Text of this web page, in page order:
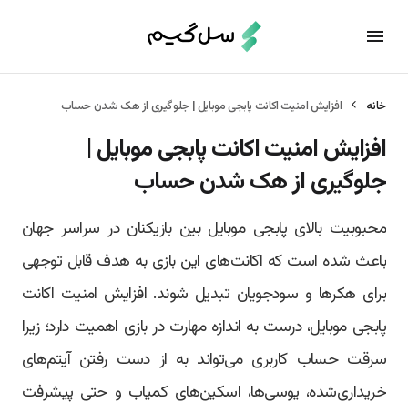
خانه افزایش امنیت اکانت پابجی موبایل | جلوگیری از هک شدن حساب
افزایش امنیت اکانت پابجی موبایل |
جلوگیری از هک شدن حساب
محبوبیت بالای پابجی موبایل بین بازیکنان در سراسر جهان
باعث شده است که اکانت‌های این بازی به هدف قابل توجهی
برای هکرها و سودجویان تبدیل شوند. افزایش امنیت اکانت
پابجی موبایل، درست به اندازه مهارت در بازی اهمیت دارد؛ زیرا
سرقت حساب کاربری می‌تواند به از دست رفتن آیتم‌های
خریداری‌شده، یوسی‌ها، اسکین‌های کمیاب و حتی پیشرفت